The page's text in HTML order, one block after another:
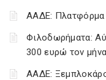
ΑΑΔΕ: Πλατφόρμα
Φιλοδωρήματα:
300 ευρώ τον
ΑΑΔΕ: